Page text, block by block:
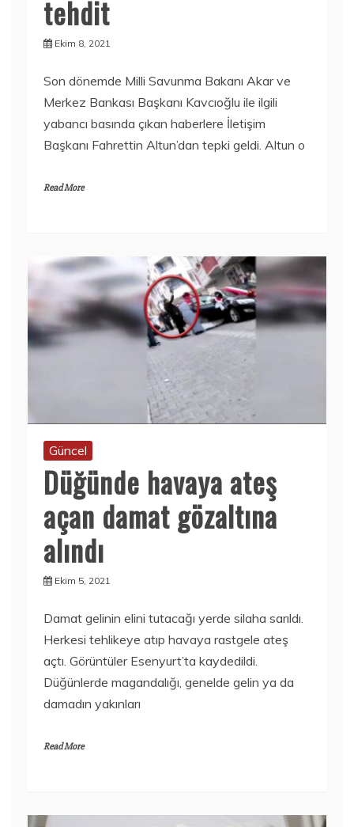
tehdit
Ekim 8, 2021
Son dönemde Milli Savunma Bakanı Akar ve
Merkez Bankası Başkanı Kavcıoğlu ile ilgili
yabancı basında çıkan haberlere İletişim
Başkanı Fahrettin Altun’dan tepki geldi. Altun o
Read More
Güncel
Düğünde havaya ateş
açan damat gözaltına
alındı
Ekim 5, 2021
Damat gelinin elini tutacağı yerde silaha sarıldı.
Herkesi tehlikeye atıp havaya rastgele ateş
açtı. Görüntüler Esenyurt’ta kaydedildi.
Düğünlerde magandalığı, genelde gelin ya da
damadın yakınları
Read More